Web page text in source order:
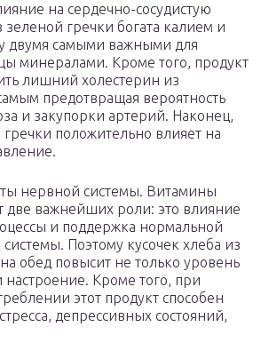
на сердечно-сосудистую
зеленой гречки богата калием и
двумя самыми важными для
минералами. Кроме того, продукт
лишний холестерин из
предотвращая вероятность
и закупорки артерий. Наконец,
положительно влияет на
нервной системы. Витамины
две важнейших роли: это влияние
и поддержка нормальной
Поэтому кусочек хлеба из
обед повысит не только уровень
Кроме того, при
этот продукт способен
депрессивных состояний,